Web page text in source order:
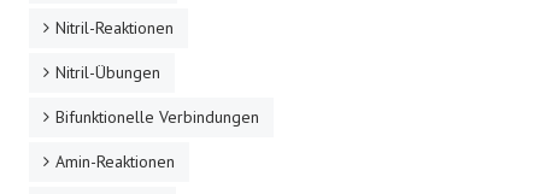
Nitril-Reaktionen
Nitril-Übungen
Bifunktionelle Verbindungen
Amin-Reaktionen